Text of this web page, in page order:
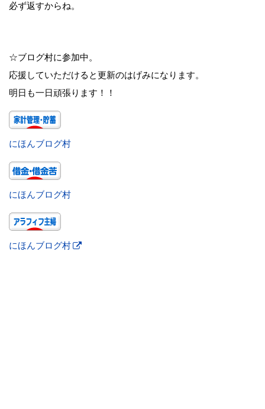
必ず返すからね。
☆ブログ村に参加中。
応援していただけると更新のはげみになります。
明日も一日頑張ります！！
にほんブログ村
にほんブログ村
にほんブログ村